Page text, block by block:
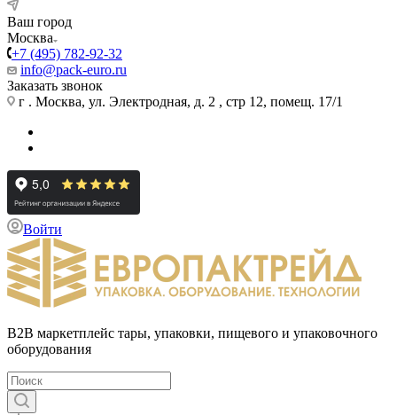
Ваш город
Москва
+7 (495) 782-92-32
info@pack-euro.ru
Заказать звонок
г . Москва, ул. Электродная, д. 2 , стр 12, помещ. 17/1
Войти
B2B маркетплейс тары, упаковки, пищевого и упаковочного
оборудования